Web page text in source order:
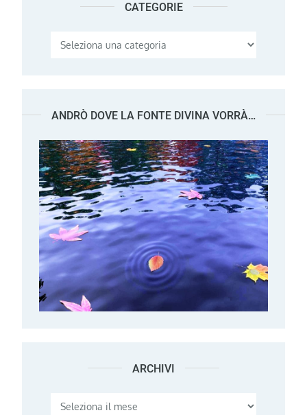
CATEGORIE
Categorie
ANDRÒ DOVE LA FONTE DIVINA VORRÀ…
ARCHIVI Archivi